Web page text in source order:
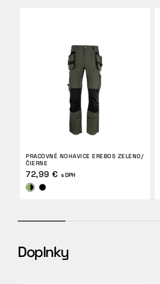
PRACOVNÉ NOHAVICE EREBOS ZELENO/
ČIERNE
72,99 € s DPH
Doplnky